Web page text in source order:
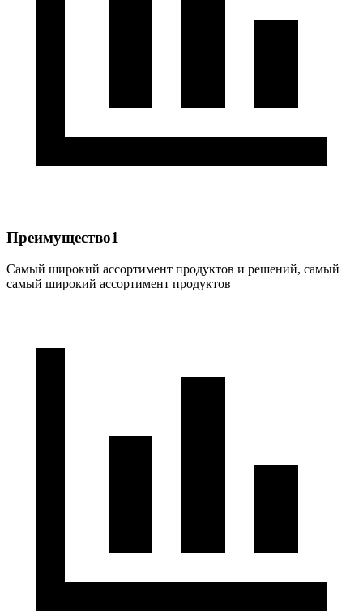
Преимущество1
Самый широкий ассортимент продуктов и решений, самый
самый широкий ассортимент продуктов